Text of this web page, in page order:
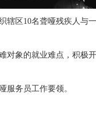
区10名聋哑残疾人与
象的就业难点，积极开
务员工作要领。